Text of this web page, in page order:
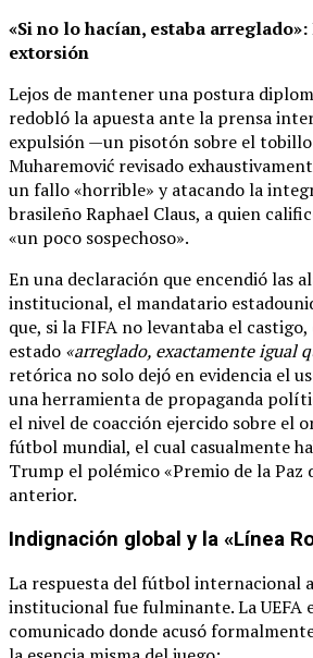
«Si no lo hacían, estaba
extorsión
Lejos de mantener una postura
redobló la apuesta ante la prensa
expulsión —un pisotón sobre el
Muharemović revisado
un fallo «horrible» y atacando la
brasileño Raphael Claus, a quien
«un poco sospechoso».
En una declaración que encendió las
institucional, el mandatario
que, si la FIFA no levantaba el
estado «arreglado, exactamente igual
retórica no solo dejó en evidencia el
una herramienta de propaganda
el nivel de coacción ejercido sobre el
fútbol mundial, el cual casualmente
Trump el polémico «Premio de la Paz
anterior.
Indignación global y la «Línea
La respuesta del fútbol internacional
institucional fue fulminante. La UEFA
comunicado donde acusó